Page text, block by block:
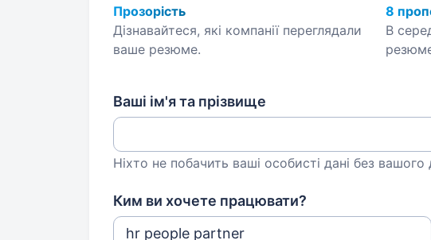
Прозорість
Дізнавайтеся, які компанії переглядали
ваше резюме.
8
В
Ваші ім'я та прізвище
Ніхто не побачить ваші особисті дані без вашого
Ким ви хочете працювати?